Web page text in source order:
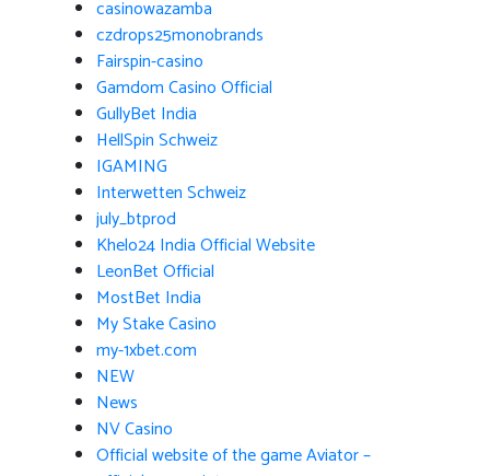
casinowazamba
czdrops25monobrands
Fairspin-casino
Gamdom Casino Official
GullyBet India
HellSpin Schweiz
IGAMING
Interwetten Schweiz
july_btprod
Khelo24 India Official Website
LeonBet Official
MostBet India
My Stake Casino
my-1xbet.com
NEW
News
NV Casino
Official website of the game Aviator –